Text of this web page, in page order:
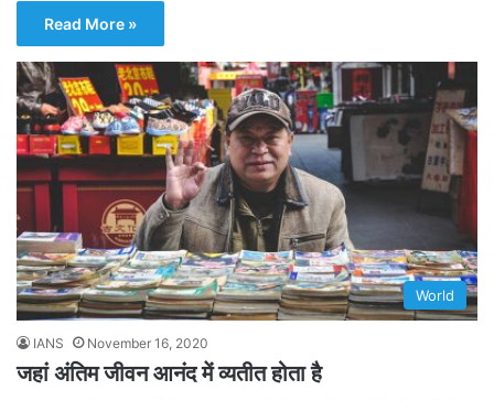
Read More »
World
IANS November 16, 2020
जहां अंतिम जीवन आनंद में व्यतीत होता है